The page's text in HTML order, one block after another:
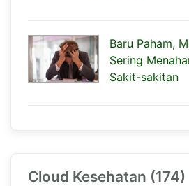
Baru Paham,
Sering
Sakit-sakitan
Cloud Kesehatan (174)